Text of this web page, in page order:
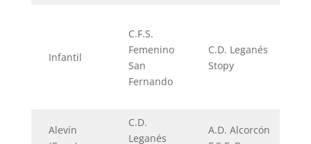
Infantil
C.F.S.
Femenino
San
Fernando
C.D. Leganés
Stopy
Alevín
C.D.
Leganés
A.D. Alcorcón